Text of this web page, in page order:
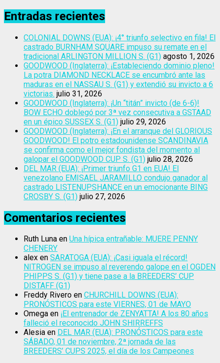
Entradas recientes
COLONIAL DOWNS (EUA): ¡4° triunfo selectivo en fila! El
castrado BURNHAM SQUARE impuso su remate en el
tradicional ARLINGTON MILLION S. (G1) agosto 1, 2026
GOODWOOD (Inglaterra): ¡Estableciendo dominio pleno!
La potra DIAMOND NECKLACE se encumbró ante las
maduras en el NASSAU S. (G1) y extendió su invicto a 6
victorias. julio 31, 2026
GOODWOOD (Inglaterra): ¡Un “titán” invicto (de 6-6)!
BOW ECHO doblegó por 3ª vez consecutiva a GSTAAD
en un épico SUSSEX S. (G1) julio 29, 2026
GOODWOOD (Inglaterra): ¡En el arranque del GLORIOUS
GOODWOOD! El potro estadounidense SCANDINAVIA
se confirma como el mejor fondista del momento al
galopar el GOODWOOD CUP S. (G1) julio 28, 2026
DEL MAR (EUA): ¡Primer triunfo G1 en EUA! El
venezolano EMISAEL JARAMILLO condujo ganador al
castrado LISTENUPSHANCE en un emocionante BING
CROSBY S. (G1) julio 27, 2026
Comentarios recientes
Ruth Luna en Una hípica entrañable: MUERE PENNY
CHENERY
alex en SARATOGA (EUA): ¡Casi iguala el récord!
NITROGEN se impuso al reverendo galope en el OGDEN
PHIPPS S. (G1) y tiene pase a la BREEDERS’ CUP
DISTAFF (G1)
Freddy Rivero en CHURCHILL DOWNS (EUA):
PRONÓSTICOS para este VIERNES, 01 de MAYO
Omega en ¡El entrenador de ZENYATTA! A los 80 años
falleció el reconocido JOHN SHIRREFFS
Alesia en DEL MAR (EUA): PRONÓSTICOS para este
SÁBADO, 01 de noviembre, 2ª jornada de las
BREEDERS’ CUPS 2025, el día de los Campeones